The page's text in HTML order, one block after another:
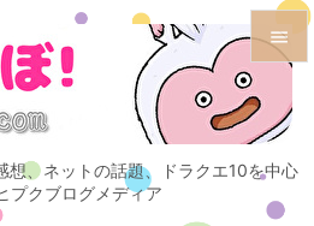
想、ネットの話題、ドラクエ10を中心
プクブログメディア

メニュ

サイド
